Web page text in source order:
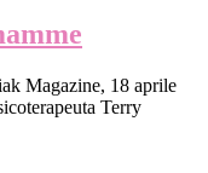
Magazine, 18 aprile
Terry